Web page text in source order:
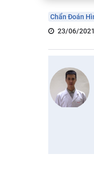
Chẩn Đoán
23/06/2021